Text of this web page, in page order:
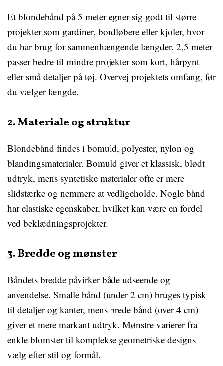
Et blondebånd på 5 meter egner sig godt til større
projekter som gardiner, bordløbere eller kjoler, hvor
du har brug for sammenhængende længder. 2,5 meter
passer bedre til mindre projekter som kort, hårpynt
eller små detaljer på tøj. Overvej projektets omfang, før
du vælger længde.
2. Materiale og struktur
Blondebånd findes i bomuld, polyester, nylon og
blandingsmaterialer. Bomuld giver et klassisk, blødt
udtryk, mens syntetiske materialer ofte er mere
slidstærke og nemmere at vedligeholde. Nogle bånd
har elastiske egenskaber, hvilket kan være en fordel
ved beklædningsprojekter.
3. Bredde og mønster
Båndets bredde påvirker både udseende og
anvendelse. Smalle bånd (under 2 cm) bruges typisk
til detaljer og kanter, mens brede bånd (over 4 cm)
giver et mere markant udtryk. Mønstre varierer fra
enkle blomster til komplekse geometriske designs –
vælg efter stil og formål.